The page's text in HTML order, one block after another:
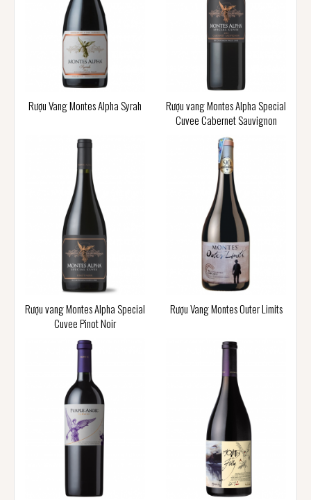
Rượu Vang Montes Alpha Syrah
Rượu vang Montes Alpha Special
Cuvee Cabernet Sauvignon
Rượu vang Montes Alpha Special
Cuvee Pinot Noir
Rượu Vang Montes Outer Limits